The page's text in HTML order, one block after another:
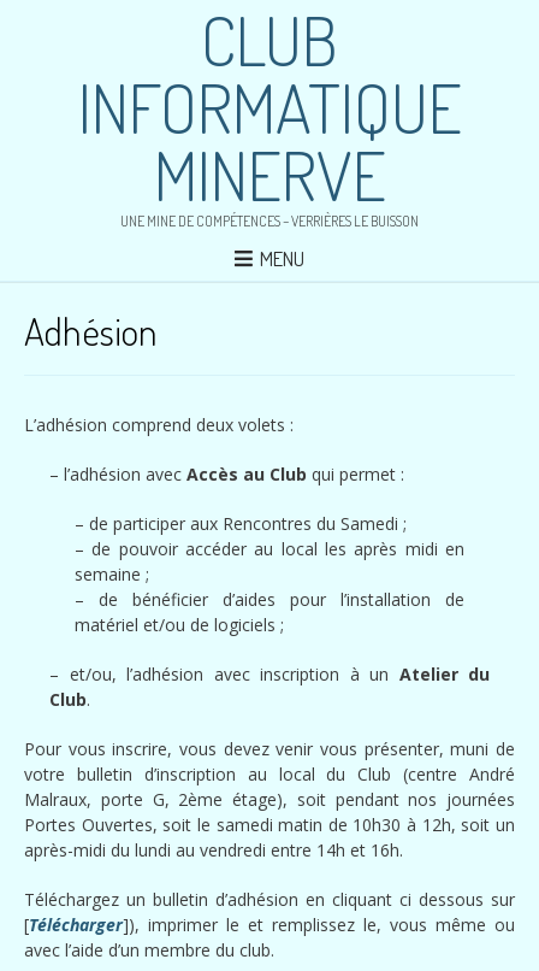
CLUB
INFORMATIQUE
MINERVE
UNE MINE DE COMPÉTENCES – VERRIÈRES LE BUISSON
MENU
Adhésion
L’adhésion comprend deux volets :
– l’adhésion avec Accès au Club qui permet :
– de participer aux Rencontres du Samedi ;
– de pouvoir accéder au local les après midi en
semaine ;
– de bénéficier d’aides pour l’installation de
matériel et/ou de logiciels ;
– et/ou, l’adhésion avec inscription à un Atelier du
Club.
Pour vous inscrire, vous devez venir vous présenter, muni de
votre bulletin d’inscription au local du Club (centre André
Malraux, porte G, 2ème étage), soit pendant nos journées
Portes Ouvertes, soit le samedi matin de 10h30 à 12h, soit un
après-midi du lundi au vendredi entre 14h et 16h.
Téléchargez un bulletin d’adhésion en cliquant ci dessous sur
[Télécharger]), imprimer le et remplissez le, vous même ou
avec l’aide d’un membre du club.